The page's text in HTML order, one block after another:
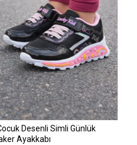
Desenli Simli Günlük
Ayakkabı